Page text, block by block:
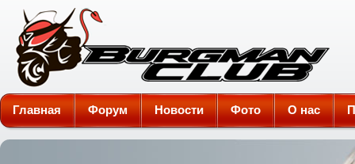
Burgman-Club
Главная Форум Новости Фото О нас